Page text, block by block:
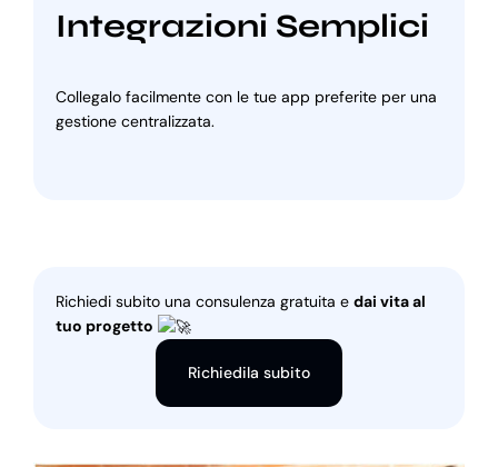
Integrazioni Semplici
Collegalo facilmente con le tue app preferite per una
gestione centralizzata.
Richiedi subito una consulenza gratuita e dai vita al
tuo progetto
Richiedila subito